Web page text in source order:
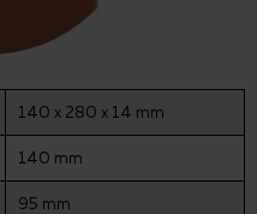
140 x 280 x 14 mm
140 mm
95 mm